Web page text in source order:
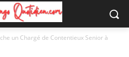
un Chargé de Contentieux Senior à